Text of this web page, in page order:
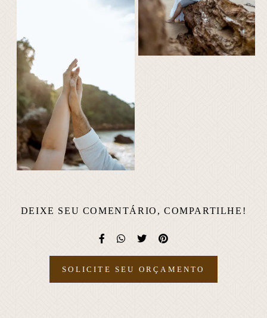
DEIXE SEU COMENTÁRIO, COMPARTILHE!
SOLICITE SEU ORÇAMENTO